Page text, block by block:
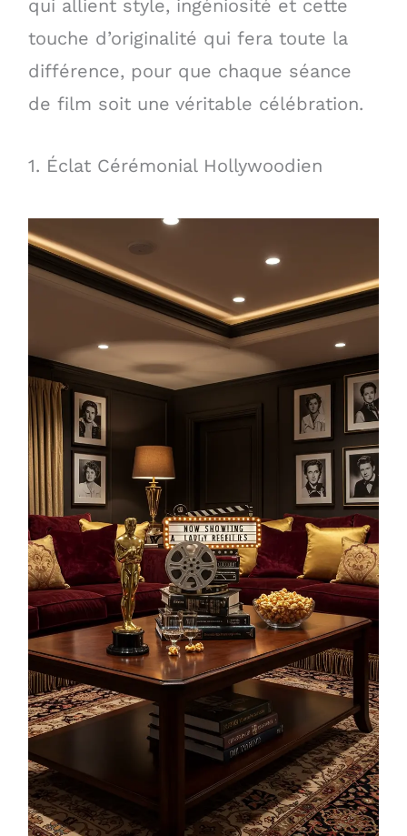
qui allient style, ingéniosité et cette
touche d’originalité qui fera toute la
différence, pour que chaque séance
de film soit une véritable célébration.
1. Éclat Cérémonial Hollywoodien